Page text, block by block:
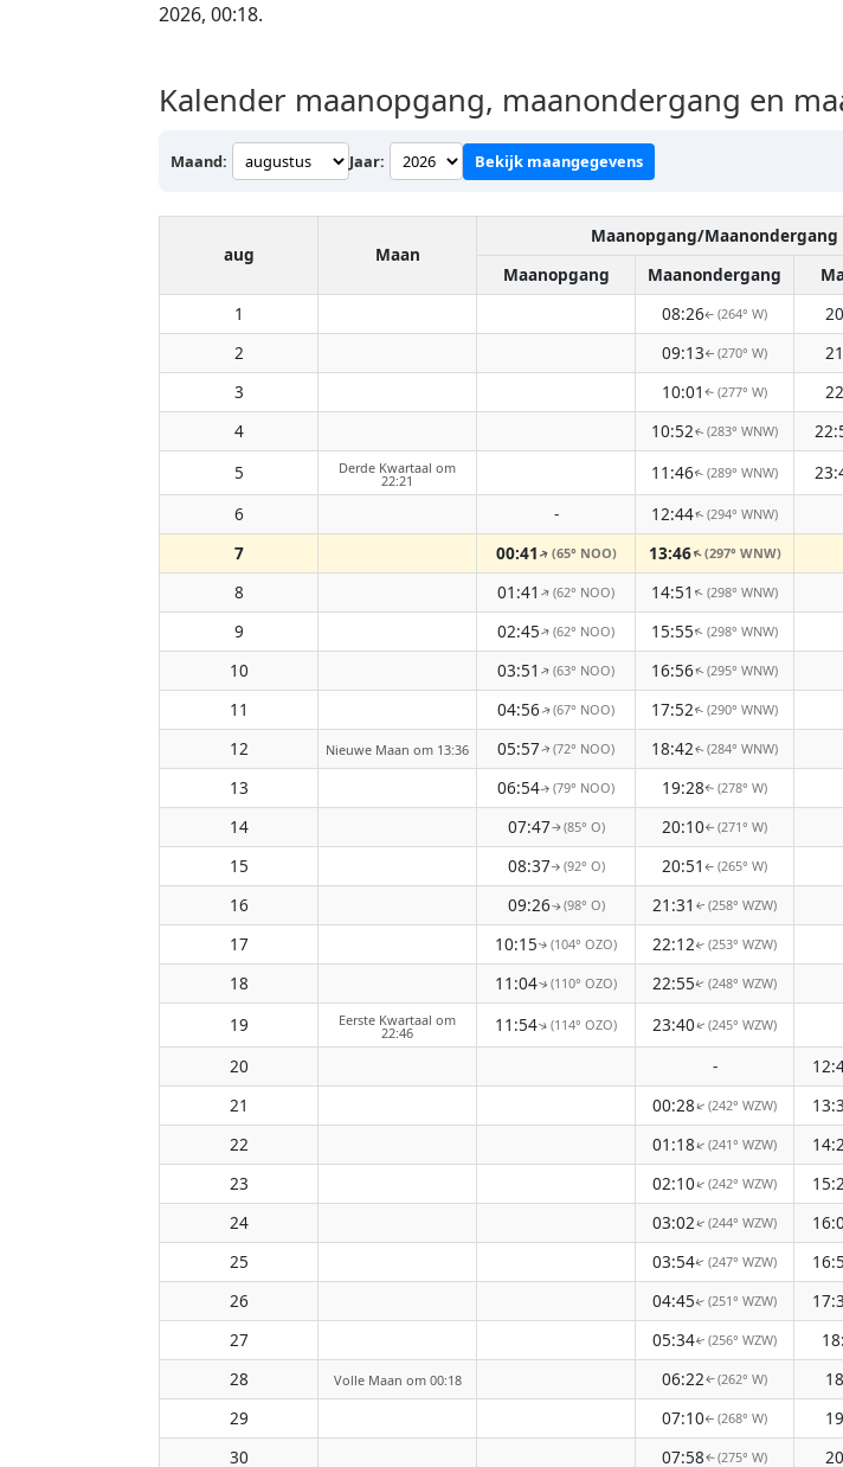
2026, 00:18.
Kalender maanopgang, maanondergang en
Maand: Jaar: Bekijk maangegevens
aug Maan
Maanopgang/Maanondergang
Maanopgang
Maanondergang
1
08:26↑(264° W)
2
09:13↑ (270° W)
3
10:01 ↑(277° W)
4
10:52↑(283° WNW)
5
Derde Kwartaal om
22:21 11:46↑(289° WNW)
6
- 12:44↑(294° WNW)
7
00:41 ↑(65° NOO) 13:46↑(297° WNW)
8
01:41 ↑(62° NOO) 14:51 ↑(298° WNW)
9
02:45↑(62° NOO) 15:55↑(298° WNW)
10
03:51 ↑(63° NOO) 16:56↑(295° WNW)
11
04:56↑(67° NOO) 17:52↑(290° WNW)
12
Nieuwe Maan om 13:36 05:57↑(72° NOO) 18:42↑(284° WNW)
13
06:54↑(79° NOO) 19:28↑(278° W)
14
07:47↑(85° O) 20:10↑(271° W)
15
08:37↑ (92° O) 20:51 ↑(265° W)
16
09:26↑(98° O) 21:31 ↑(258° WZW)
17
10:15↑(104° OZO) 22:12↑(253° WZW)
18
11:04↑(110° OZO) 22:55↑(248° WZW)
19
Eerste Kwartaal om
22:46 11:54↑(114° OZO) 23:40↑(245° WZW)
20
-
21
00:28↑(242° WZW)
22
01:18↑(241° WZW)
23
02:10↑(242° WZW)
24
03:02↑(244° WZW)
25
03:54↑(247° WZW)
26
04:45↑(251° WZW)
27
05:34↑(256° WZW)
28
Volle Maan om 00:18 06:22↑(262° W)
29
07:10↑(268° W)
30
07:58↑(275° W)